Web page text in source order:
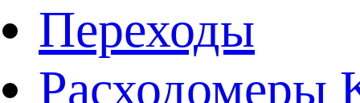
Переходы
Расходомеры